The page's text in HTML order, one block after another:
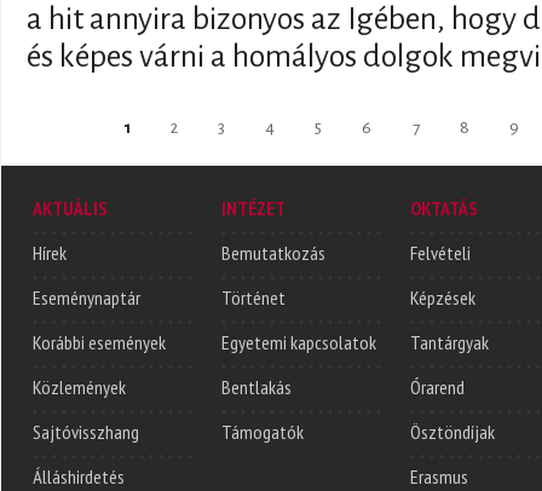
a hit annyira bizonyos az Igében, hogy
és képes várni a homályos dolgok
1 2 3 4 5 6 7 8 9
AKTUÁLIS
Hírek
Eseménynaptár
Korábbi események
Közlemények
Sajtóvisszhang
Álláshirdetés
INTÉZET
Bemutatkozás
Történet
Egyetemi kapcsolatok
Bentlakás
Támogatók
OKTATÁS
Felvételi
Képzések
Tantárgyak
Órarend
Ösztöndíjak
Erasmus